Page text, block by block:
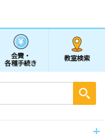
会費・
各種手続き
教室検索